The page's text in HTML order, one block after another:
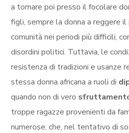
a tornare poi presso il focolare
figli, sempre la donna a reggere il
comunità nei periodi più difficili,
disordini politici. Tuttavia, le
resistenza di tradizioni e usanze
stessa donna africana a ruoli di
quando non di vero
troppe ragazze provenienti da
numerose, che, nel tentativo di